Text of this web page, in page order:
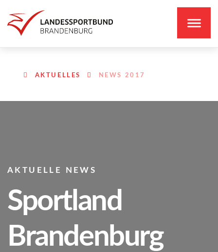
AKTUELLES NEWS 2017
AKTUELLE NEWS
Sportland
Brandenburg